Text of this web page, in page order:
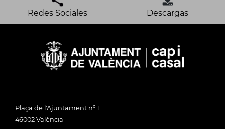
Redes Sociales Descargas
Plaça de l'Ajuntament nº 1
46002 València